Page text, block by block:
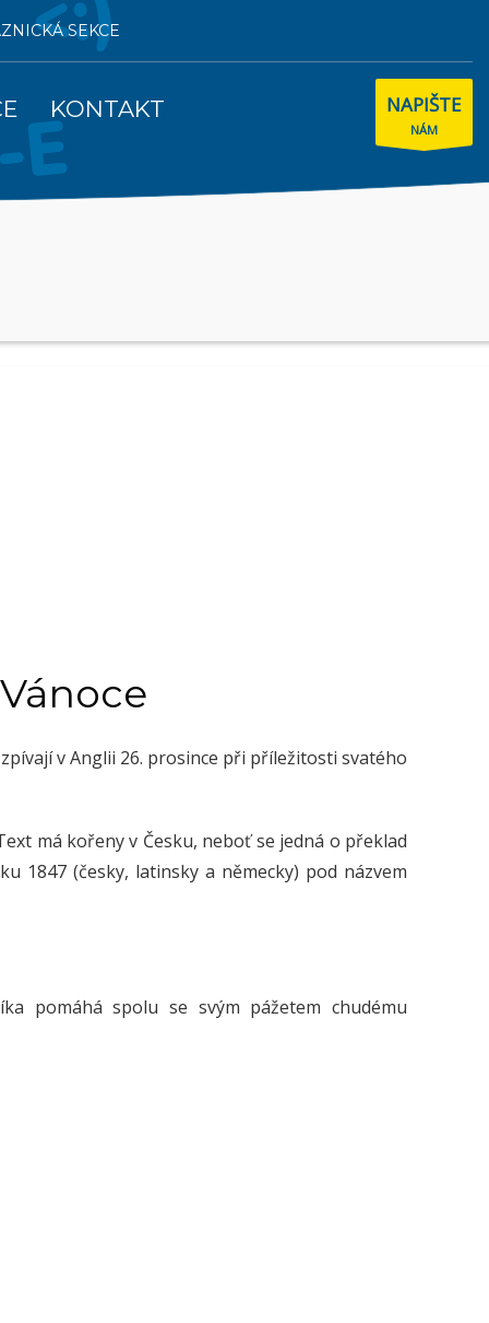
SEKCE
KONTAKT NAPIŠTE
NÁM
v Anglii 26. prosince při příležitosti svatého
má kořeny v Česku, neboť se jedná o překlad
1847 (česky, latinsky a německy) pod názvem
pomáhá spolu se svým pážetem chudému